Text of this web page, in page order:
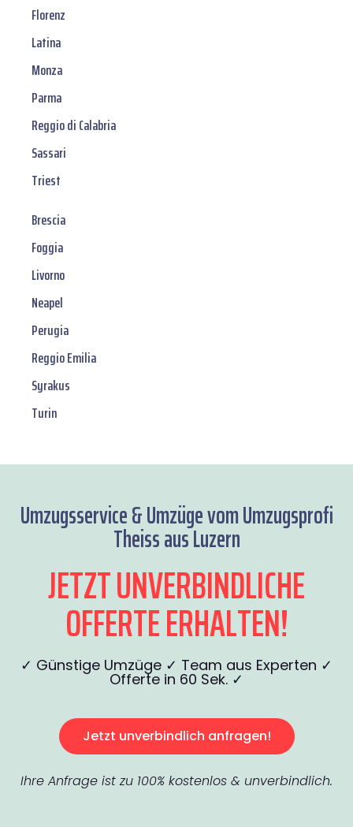
Florenz
Latina
Monza
Parma
Reggio di Calabria
Sassari
Triest
Brescia
Foggia
Livorno
Neapel
Perugia
Reggio Emilia
Syrakus
Turin
Umzugsservice & Umzüge vom Umzugsprofi
Theiss aus Luzern
JETZT UNVERBINDLICHE
OFFERTE ERHALTEN!
✓ Günstige Umzüge ✓ Team aus Experten ✓
Offerte in 60 Sek. ✓
Jetzt unverbindlich anfragen!
Ihre Anfrage ist zu 100% kostenlos & unverbindlich.